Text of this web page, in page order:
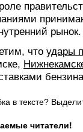
рынок.
что удары
в тексте?
читатели!